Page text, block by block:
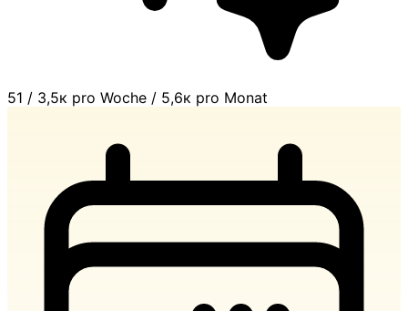
51 / 3,5к pro Woche / 5,6к pro Monat